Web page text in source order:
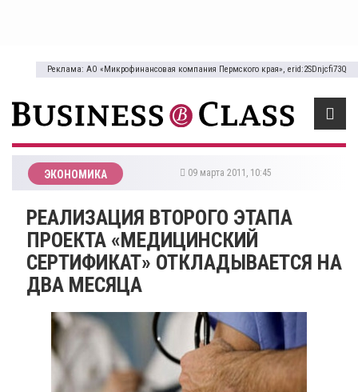
Реклама: АО «Микрофинансовая компания Пермского края», erid:2SDnjcfi73Q
ЭКОНОМИКА 09 марта 2011, 10:45
РЕАЛИЗАЦИЯ ВТОРОГО ЭТАПА
ПРОЕКТА «МЕДИЦИНСКИЙ
СЕРТИФИКАТ» ОТКЛАДЫВАЕТСЯ НА
ДВА МЕСЯЦА